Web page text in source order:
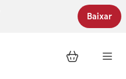
Baixar